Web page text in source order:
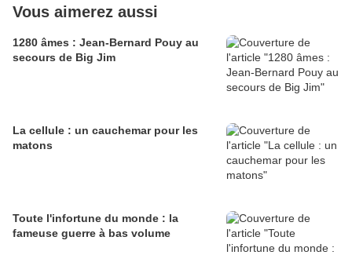
Vous aimerez aussi
1280 âmes : Jean-Bernard Pouy au
secours de Big Jim
La cellule : un cauchemar pour les
matons
Toute l'infortune du monde : la
fameuse guerre à bas volume